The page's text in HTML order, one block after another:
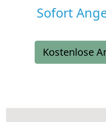
Sofort
Kostenlose